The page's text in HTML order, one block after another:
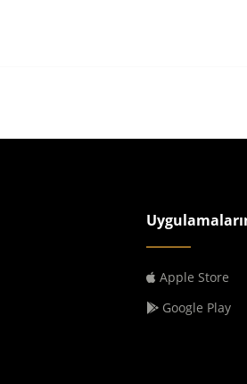
Apple Store
Google Play